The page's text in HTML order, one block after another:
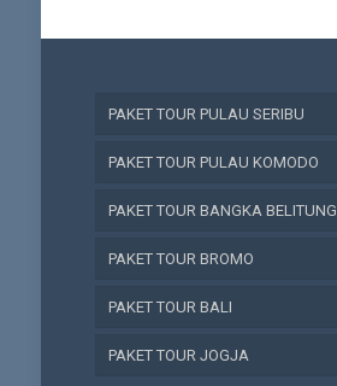
PAKET TOUR PULAU SERIBU
PAKET TOUR PULAU KOMODO
PAKET TOUR BANGKA BELITUNG
PAKET TOUR BROMO
PAKET TOUR BALI
PAKET TOUR JOGJA